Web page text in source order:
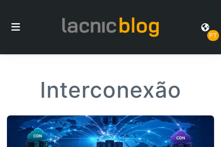
PT
Interconexão